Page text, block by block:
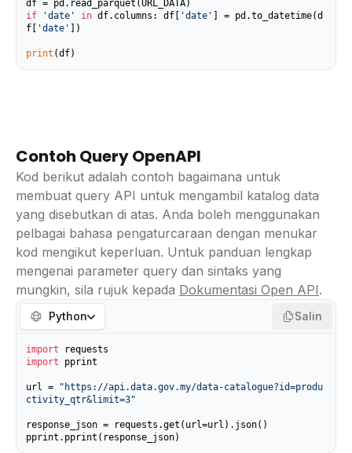
if
'date' in df.columns: df[ 'date'
] = pd.to_datetime(d
f[
'date' ])
print (df)
Contoh Query OpenAPI
Kod berikut adalah contoh bagaimana untuk
membuat query API untuk mengambil katalog data
yang disebutkan di atas. Anda boleh menggunakan
pelbagai bahasa pengaturcaraan dengan menukar
kod mengikut keperluan. Untuk panduan lengkap
mengenai parameter query dan sintaks yang
mungkin, sila rujuk kepada Dokumentasi Open API.
Python Salin
import
import pprint
url =
"https://api.data.gov.my/data-catalogue?id=produ
ctivity_qtr&limit=3"
response_json = requests.get(url=url).json()
pprint.pprint(response_json)